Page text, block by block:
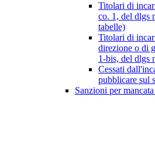
Titolari di
co. 1, del dlgs
tabelle)
Titolari di
direzione o di
1-bis, del dlgs
Cessati
pubblicare sul
Sanzioni per